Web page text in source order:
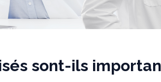
sont-ils